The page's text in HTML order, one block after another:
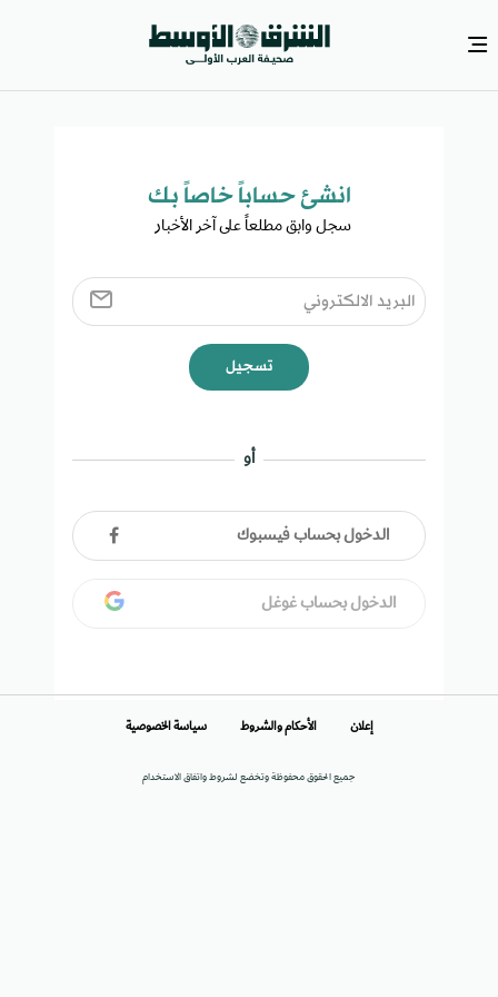
انشئ حساباً خاصاً بك​
سجل وابق مطلعاً على آخر الأخبار ​
تسجيل
أو
الدخول بحساب فيسبوك
الدخول بحساب غوغل
جميع الحقوق محفوظة وتخضع لشروط واتفاق الاستخدام
إعلان الأحكام والشروط سياسة الخصوصية